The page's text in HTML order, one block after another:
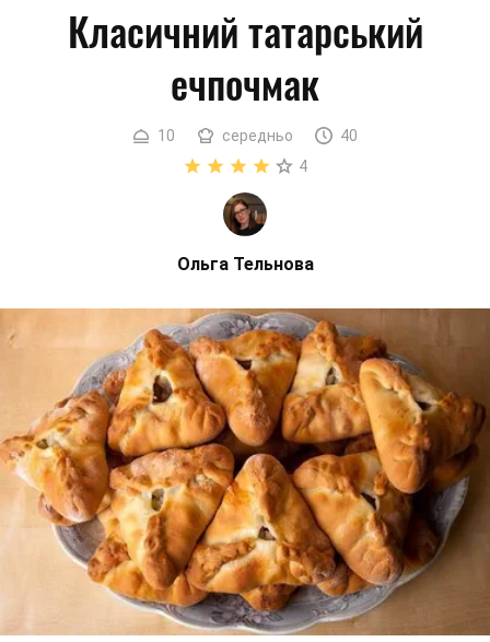
Класичний татарський
ечпочмак
10 середньо
40
4
Ольга Тельнова